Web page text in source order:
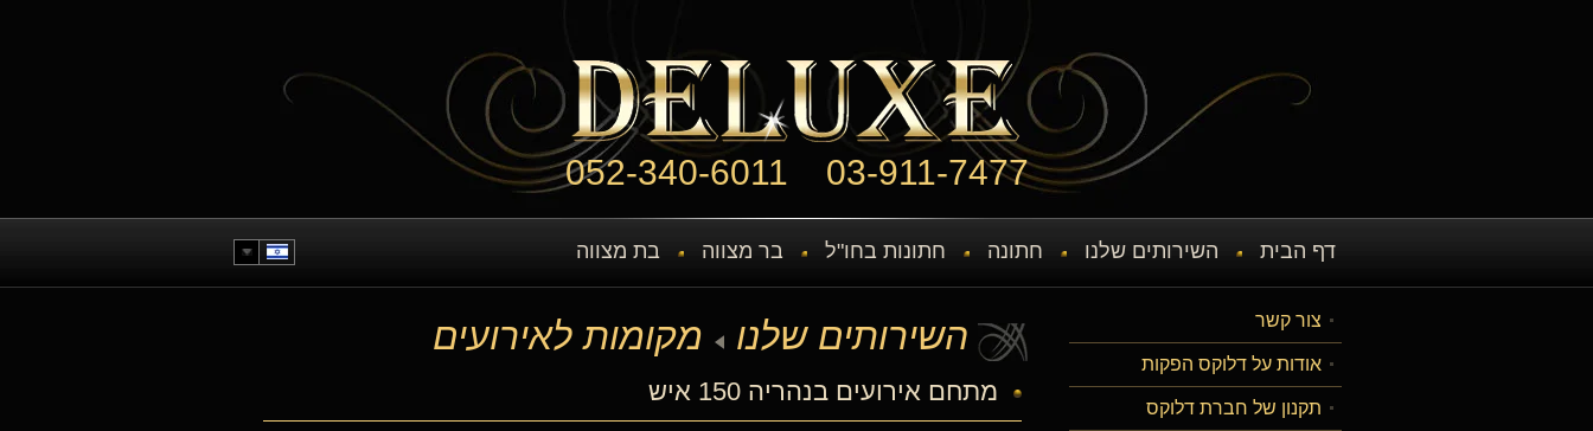
052-340-6011 03-911-7477
דף הבית השירותים שלנו חתונה חתונות בחו"ל בר מצווה בת מצווה
השירותים שלנו מקומות לאירועים
מתחם אירועים בנהריה 150 איש
צור קשר
אודות על דלוקס הפקות
תקנון של חברת דלוקס